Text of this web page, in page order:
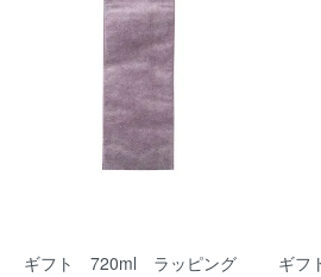
ギフト 720ml ラッピング
ギ